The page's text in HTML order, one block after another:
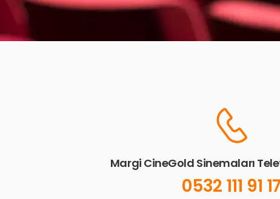
Margi CineGold Sinemaları
0532 111 91 17